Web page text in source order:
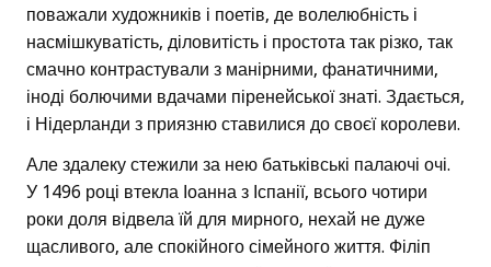
поважали художників і поетів, де волелюбність і
насмішкуватість, діловитість і простота так різко, так
смачно контрастували з манірними, фанатичними,
іноді болючими вдачами піренейської знаті. Здається,
і Нідерланди з приязню ставилися до своєї королеви.
Але здалеку стежили за нею батьківські палаючі очі.
У 1496 році втекла Іоанна з Іспанії, всього чотири
роки доля відвела їй для мирного, нехай не дуже
щасливого, але спокійного сімейного життя. Філіп